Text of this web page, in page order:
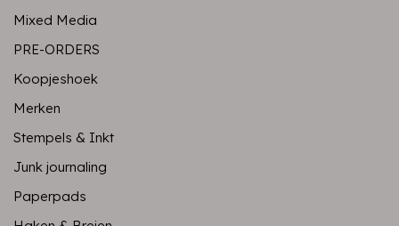
Mixed Media
PRE-ORDERS
Koopjeshoek
Merken
Stempels & Inkt
Junk journaling
Paperpads